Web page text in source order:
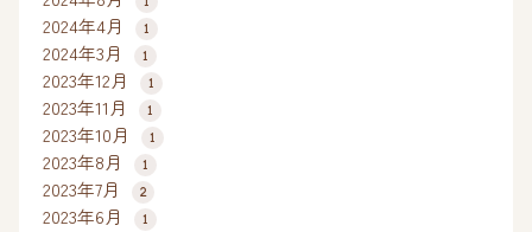
1
2024年4月 1
2024年3月 1
2023年12月 1
2023年11月 1
2023年10月 1
2023年8月 1
2023年7月 2
2023年6月 1